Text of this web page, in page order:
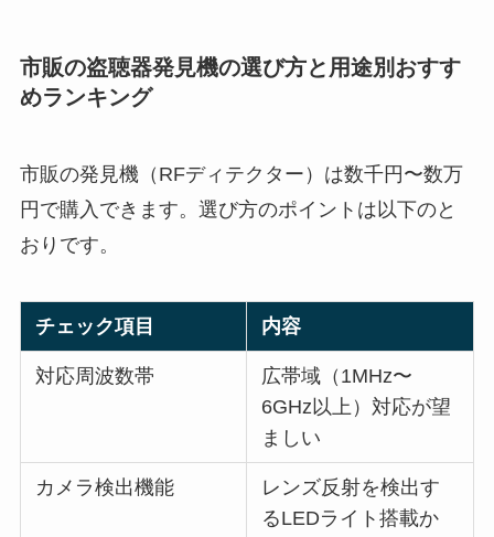
市販の盗聴器発見機の選び方と用途別おすす
めランキング
市販の発見機（RFディテクター）は数千円〜数万
円で購入できます。選び方のポイントは以下のと
おりです。
チェック項目 内容
対応周波数帯
広帯域（1MHz〜
6GHz以上）対応が望
ましい
カメラ検出機能
レンズ反射を検出す
るLEDライト搭載か